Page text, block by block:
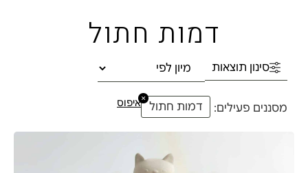
דמות חתול
סינון תוצאות
מסננים פעילים: דמות חתול
×איפוס